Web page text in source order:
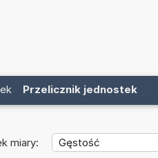
Przelicznik jednostek
miary: